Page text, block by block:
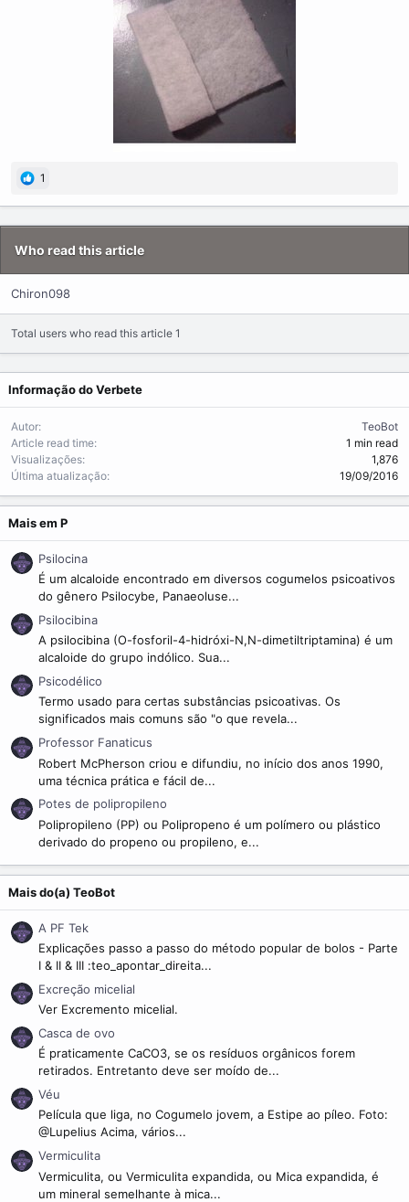
1
Who read this article
Chiron098
Total users who read this article 1
Informação do Verbete
Autor
TeoBot
Article read time
1 min read
Visualizações
1,876
Última atualização
19/09/2016
Mais em P
Psilocina
É um alcaloide encontrado em diversos cogumelos psicoativos
do gênero Psilocybe, Panaeoluse...
Psilocibina
A psilocibina (O-fosforil-4-hidróxi-N,N-dimetiltriptamina) é um
alcaloide do grupo indólico. Sua...
Psicodélico
Termo usado para certas substâncias psicoativas. Os
significados mais comuns são "o que revela...
Professor Fanaticus
Robert McPherson criou e difundiu, no início dos anos 1990,
uma técnica prática e fácil de...
Potes de polipropileno
Polipropileno (PP) ou Polipropeno é um polímero ou plástico
derivado do propeno ou propileno, e...
Mais do(a) TeoBot
A PF Tek
Explicações passo a passo do método popular de bolos - Parte
I & II & III :teo_apontar_direita...
Excreção micelial
Ver Excremento micelial.
Casca de ovo
É praticamente CaCO3, se os resíduos orgânicos forem
retirados. Entretanto deve ser moído de...
Véu
Película que liga, no Cogumelo jovem, a Estipe ao píleo. Foto:
@Lupelius Acima, vários...
Vermiculita
Vermiculita, ou Vermiculita expandida, ou Mica expandida, é
um mineral semelhante à mica...